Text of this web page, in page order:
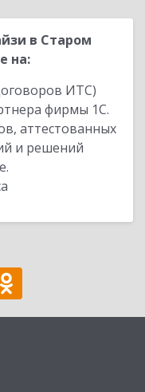
в Старом
на:
ИТС)
фирмы 1С.
аттестованных
и решений